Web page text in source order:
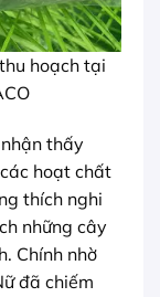
hoạch tại
thấy
hoạt chất
thích nghi
những cây
Chính nhờ
đã chiếm